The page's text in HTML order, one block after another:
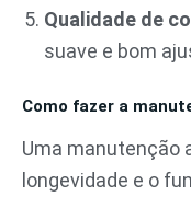
Qualidade de
suave e bom
Como fazer a
Uma manutenção
longevidade e o